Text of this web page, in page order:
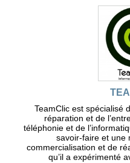
TeamClic est spécialisé
réparation et de
téléphonie et de
savoir-faire et une
commercialisation et de
qu’il a expérimenté